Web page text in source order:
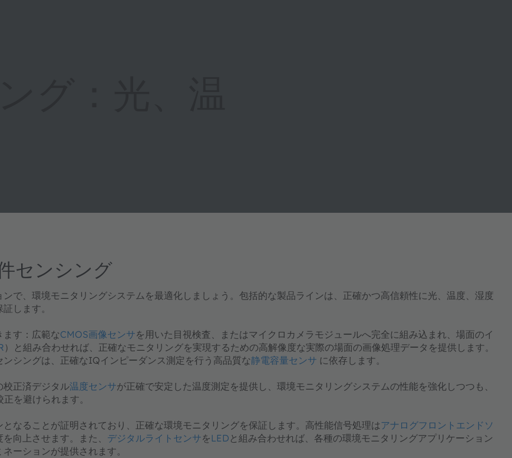
センシング
で、環境モニタリングシステムを最適化しましょう。包括的な製品ラインは、正確かつ高信頼性に光、温度、湿度
します。
ます：広範なCMOS画像センサを用いた目視検査、またはマイクロカメラモジュールへ完全に組み込まれ、場面のイ
）と組み合わせれば、正確なモニタリングを実現するための高解像度な実際の場面の画像処理データを提供します。
ンシングは、正確なIQインピーダンス測定を行う高品質な静電容量センサ に依存します。
正済デジタル温度センサが正確で安定した温度測定を提供し、環境モニタリングシステムの性能を強化しつつも、
を避けられます。
なることが証明されており、正確な環境モニタリングを保証します。高性能信号処理はアナログフロントエンドソ
向上させます。また、 デジタルライトセンサをLED と組み合わせれば、各種の環境モニタリングアプリケーション
ーションが提供されます。